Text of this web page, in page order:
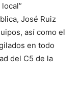
José Ruiz
así como el
en todo
del C5 de la